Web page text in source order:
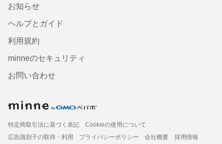
お知らせ
ヘルプとガイド
利用規約
minneのセキュリティ
お問い合わせ
特定商取引法に基づく表記
Cookieの使用について
広告識別子の取得・利用
プライバシーポリシー 会社概要
採用情報